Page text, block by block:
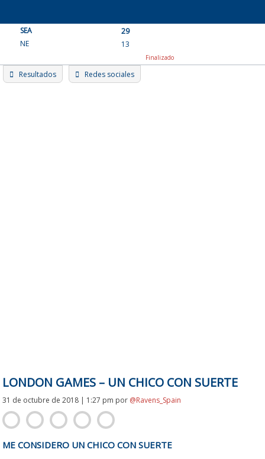
content
SEA
29
NE
13
Finalizado
Resultados Redes sociales
LONDON GAMES – UN CHICO CON SUERTE
31 de octubre de 2018 | 1:27 pm por @Ravens_Spain
ME CONSIDERO UN CHICO CON SUERTE